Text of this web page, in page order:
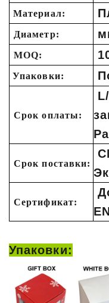
Материал:
Диаметр:
MOQ:
Упаковки:
Срок оплаты:
Срок поставки:
Сертификат:
Упаковки: